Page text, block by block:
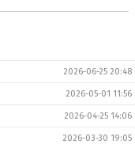
2026-06-25 20:48
2026-05-01 11:56
2026-04-25 14:06
2026-03-30 19:05